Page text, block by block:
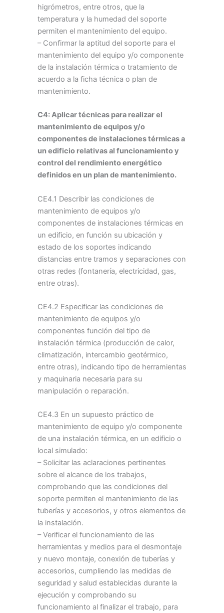
higrómetros, entre otros, que la
temperatura y la humedad del soporte
permiten el mantenimiento del equipo.
– Confirmar la aptitud del soporte para el
mantenimiento del equipo y/o componente
de la instalación térmica o tratamiento de
acuerdo a la ficha técnica o plan de
mantenimiento.
C4: Aplicar técnicas para realizar el
mantenimiento de equipos y/o
componentes de instalaciones térmicas a
un edificio relativas al funcionamiento y
control del rendimiento energético
definidos en un plan de mantenimiento.
CE4.1 Describir las condiciones de
mantenimiento de equipos y/o
componentes de instalaciones térmicas en
un edificio, en función su ubicación y
estado de los soportes indicando
distancias entre tramos y separaciones con
otras redes (fontanería, electricidad, gas,
entre otras).
CE4.2 Especificar las condiciones de
mantenimiento de equipos y/o
componentes función del tipo de
instalación térmica (producción de calor,
climatización, intercambio geotérmico,
entre otras), indicando tipo de herramientas
y maquinaria necesaria para su
manipulación o reparación.
CE4.3 En un supuesto práctico de
mantenimiento de equipo y/o componente
de una instalación térmica, en un edificio o
local simulado:
– Solicitar las aclaraciones pertinentes
sobre el alcance de los trabajos,
comprobando que las condiciones del
soporte permiten el mantenimiento de las
tuberías y accesorios, y otros elementos de
la instalación.
– Verificar el funcionamiento de las
herramientas y medios para el desmontaje
y nuevo montaje, conexión de tuberías y
accesorios, cumpliendo las medidas de
seguridad y salud establecidas durante la
ejecución y comprobando su
funcionamiento al finalizar el trabajo, para